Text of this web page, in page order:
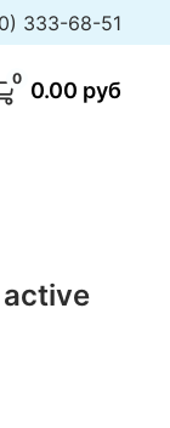
333-68-51
0 0.00 руб